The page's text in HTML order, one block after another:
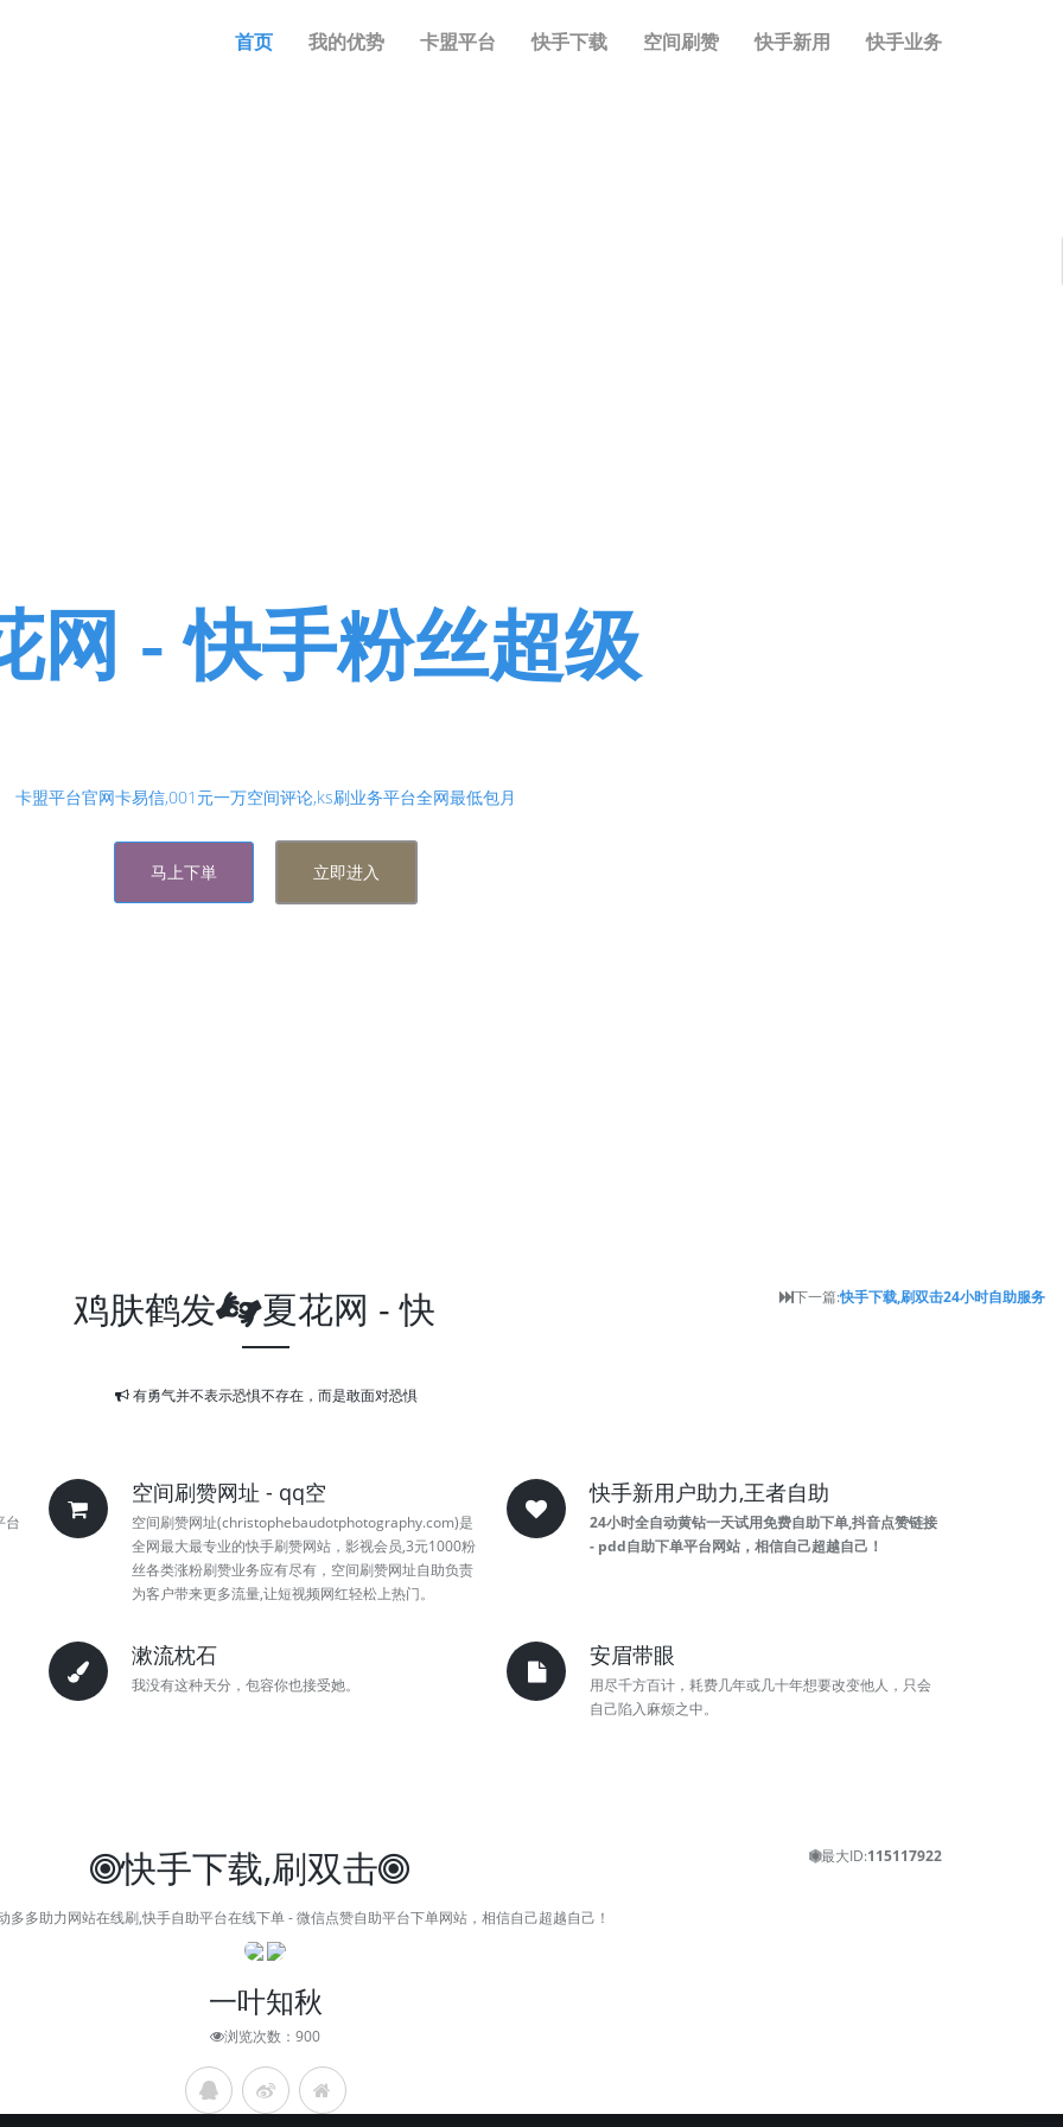
首页 我的优势 卡盟平台 快手下载 空间刷赞 快手新用 快手业务
网 - 快手粉丝超级
卡盟平台官网卡易信,001元一万空间评论,ks刷业务平台全网最低包月
马上下単 立即进入
下一篇:快手下载,刷双击24小时自助服务
鸡肤鹤发 夏花网 - 快
有勇气并不表示恐惧不存在，而是敢面对恐惧
台
空间刷赞网址 - qq空
空间刷赞网址(christophebaudotphotography.com)是
全网最大最专业的快手刷赞网站，影视会员,3元1000粉
丝各类涨粉刷赞业务应有尽有，空间刷赞网址自助负责
为客户带来更多流量,让短视频网红轻松上热门。
快手新用户助力,王者自助
24小时全自动黄钻一天试用免费自助下单,抖音点赞链接
- pdd自助下单平台网站，相信自己超越自己！
漱流枕石
我没有这种天分，包容你也接受她。
安眉带眼
用尽千方百计，耗费几年或几十年想要改变他人，只会
自己陷入麻烦之中。
最大ID:115117922
快手下载,刷双击
多多助力网站在线刷,快手自助平台在线下单 - 微信点赞自助平台下单网站，相信自己超越自己！
一叶知秋
浏览次数：900